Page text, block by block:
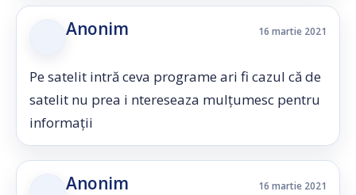
Anonim 16 martie 2021
Pe satelit intră ceva programe ari fi cazul că de
satelit nu prea i ntereseaza mulțumesc pentru
informații
Anonim 16 martie 2021